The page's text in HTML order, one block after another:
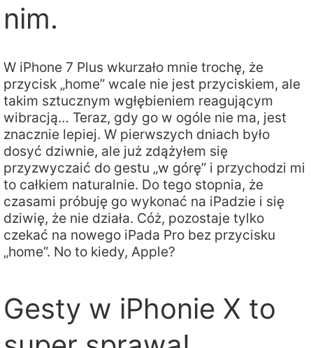
nim.
W iPhone 7 Plus wkurzało mnie trochę, że
przycisk „home” wcale nie jest przyciskiem, ale
takim sztucznym wgłębieniem reagującym
wibracją… Teraz, gdy go w ogóle nie ma, jest
znacznie lepiej. W pierwszych dniach było
dosyć dziwnie, ale już zdążyłem się
przyzwyczaić do gestu „w górę” i przychodzi mi
to całkiem naturalnie. Do tego stopnia, że
czasami próbuję go wykonać na iPadzie i się
dziwię, że nie działa. Cóż, pozostaje tylko
czekać na nowego iPada Pro bez przycisku
„home”. No to kiedy, Apple?
Gesty w iPhonie X to